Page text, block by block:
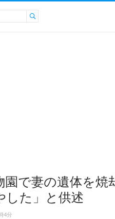
園で妻の遺体を焼
した」と供述
4分